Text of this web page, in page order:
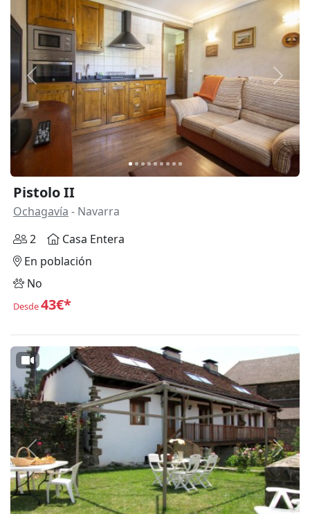
Anterior
Pistolo II
Ochagavía - Navarra
2
Casa Entera
En población
No
Desde43€*
Anterior